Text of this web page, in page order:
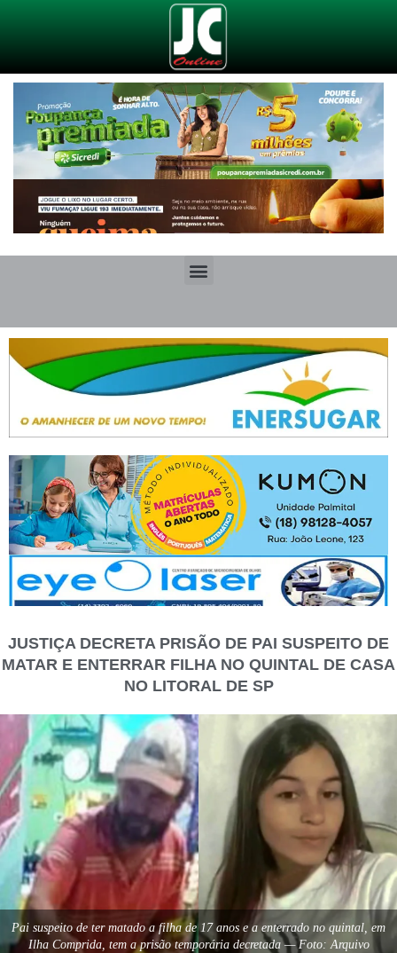
JUSTIÇA DECRETA PRISÃO DE PAI SUSPEITO DE
MATAR E ENTERRAR FILHA NO QUINTAL DE CASA
NO LITORAL DE SP
Pai suspeito de ter matado a filha de 17 anos e a enterrado no quintal, em
Ilha Comprida, tem a prisão temporária decretada — Foto: Arquivo